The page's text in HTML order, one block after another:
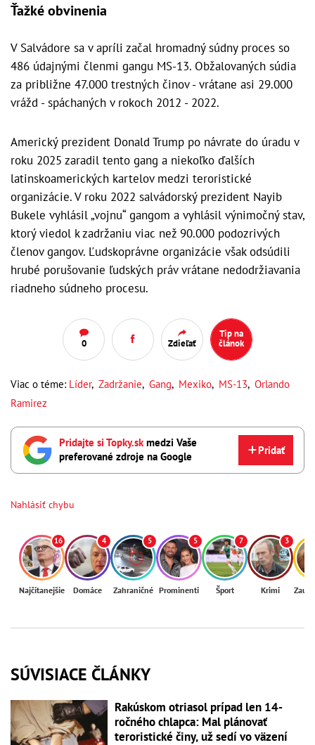
Ťažké obvinenia
V Salvádore sa v apríli začal hromadný súdny proces so
486 údajnými členmi gangu MS-13. Obžalovaných súdia
za približne 47.000 trestných činov - vrátane asi 29.000
vrážd - spáchaných v rokoch 2012 - 2022.
Americký prezident Donald Trump po návrate do úradu v
roku 2025 zaradil tento gang a niekoľko ďalších
latinskoamerických kartelov medzi teroristické
organizácie. V roku 2022 salvádorský prezident Nayib
Bukele vyhlásil „vojnu“ gangom a vyhlásil výnimočný stav,
ktorý viedol k zadržaniu viac než 90.000 podozrivých
členov gangov. Ľudskoprávne organizácie však odsúdili
hrubé porušovanie ľudských práv vrátane nedodržiavania
riadneho súdneho procesu.
0 Zdieľať
Tip na
článok
Viac o téme: Líder, Zadržanie, Gang, Mexiko, MS-13, Orlando
Ramirez
Pridajte si Topky.skmedzi Vaše
preferované zdroje na Google
Pridať
Nahlásiť chybu
16
Najčítanejšie
4
Domáce
5
Zahraničné
5
Prominenti
7
Šport
3
Krimi
SÚVISIACE ČLÁNKY
Rakúskom otriasol prípad len 14-
ročného chlapca: Mal plánovať
teroristické činy, už sedí vo väzení